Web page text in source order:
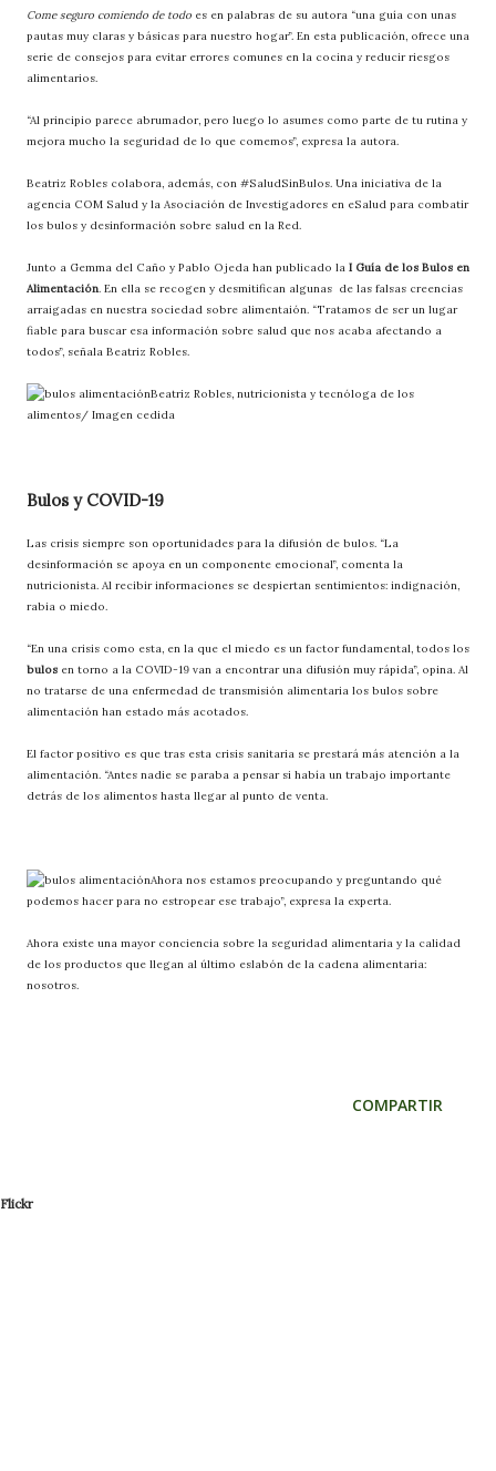
Come seguro comiendo de todo es en palabras de su autora “una guía con unas
pautas muy claras y básicas para nuestro hogar”. En esta publicación, ofrece una
serie de consejos para evitar errores comunes en la cocina y reducir riesgos
alimentarios.
“Al principio parece abrumador, pero luego lo asumes como parte de tu rutina y
mejora mucho la seguridad de lo que comemos”, expresa la autora.
Beatriz Robles colabora, además, con #SaludSinBulos. Una iniciativa de la
agencia COM Salud y la Asociación de Investigadores en eSalud para combatir
los bulos y desinformación sobre salud en la Red.
Junto a Gemma del Caño y Pablo Ojeda han publicado la I Guía de los Bulos en
Alimentación. En ella se recogen y desmitifican algunas de las falsas creencias
arraigadas en nuestra sociedad sobre alimentaión. “Tratamos de ser un lugar
fiable para buscar esa información sobre salud que nos acaba afectando a
todos”, señala Beatriz Robles.
Beatriz Robles, nutricionista y tecnóloga de los
alimentos/ Imagen cedida
Bulos y COVID-19
Las crisis siempre son oportunidades para la difusión de bulos. “La
desinformación se apoya en un componente emocional”, comenta la
nutricionista. Al recibir informaciones se despiertan sentimientos: indignación,
rabia o miedo.
“En una crisis como esta, en la que el miedo es un factor fundamental, todos los
bulos en torno a la COVID-19 van a encontrar una difusión muy rápida”, opina. Al
no tratarse de una enfermedad de transmisión alimentaria los bulos sobre
alimentación han estado más acotados.
El factor positivo es que tras esta crisis sanitaria se prestará más atención a la
alimentación. “Antes nadie se paraba a pensar si había un trabajo importante
detrás de los alimentos hasta llegar al punto de venta.
Ahora nos estamos preocupando y preguntando qué
podemos hacer para no estropear ese trabajo”, expresa la experta.
Ahora existe una mayor conciencia sobre la seguridad alimentaria y la calidad
de los productos que llegan al último eslabón de la cadena alimentaria:
nosotros.
COMPARTIR
Flickr